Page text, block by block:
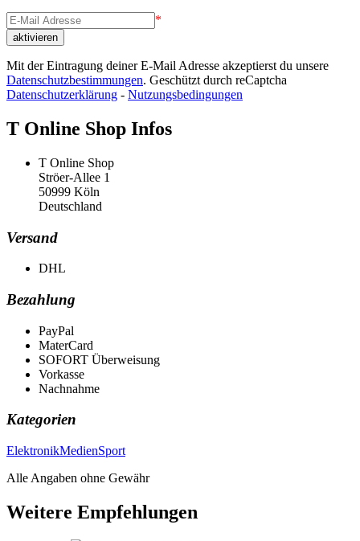
*
Mit der Eintragung deiner E-Mail Adresse akzeptierst du unsere
Datenschutzbestimmungen. Geschützt durch reCaptcha
Datenschutzerklärung - Nutzungsbedingungen
T Online Shop Infos
T Online Shop
Ströer-Allee 1
50999 Köln
Deutschland
Versand
DHL
Bezahlung
PayPal
MaterCard
SOFORT Überweisung
Vorkasse
Nachnahme
Kategorien
ElektronikMedienSport
Alle Angaben ohne Gewähr
Weitere Empfehlungen